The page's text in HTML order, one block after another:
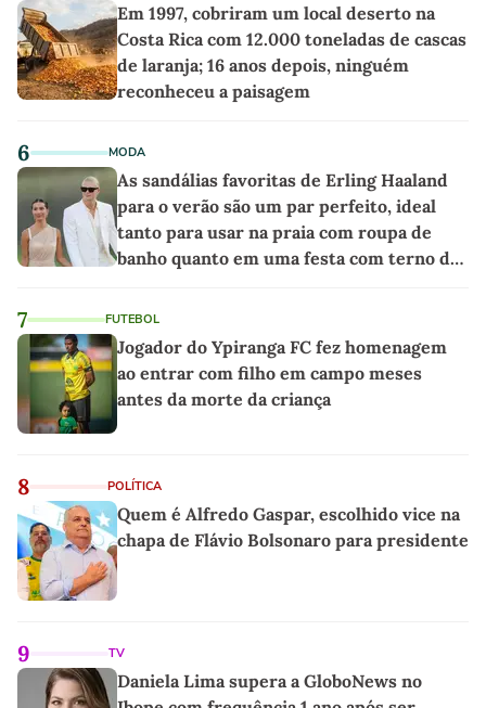
Em 1997, cobriram um local deserto na
Costa Rica com 12.000 toneladas de cascas
de laranja; 16 anos depois, ninguém
reconheceu a paisagem
6 MODA
As sandálias favoritas de Erling Haaland
para o verão são um par perfeito, ideal
tanto para usar na praia com roupa de
banho quanto em uma festa com terno de
7 FUTEBOL
Jogador do Ypiranga FC fez homenagem
ao entrar com filho em campo meses
antes da morte da criança
8 POLÍTICA
Quem é Alfredo Gaspar, escolhido vice na
chapa de Flávio Bolsonaro para presidente
9 TV
Daniela Lima supera a GloboNews no